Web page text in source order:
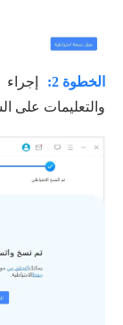
الخطوة 2:
والتعليمات على